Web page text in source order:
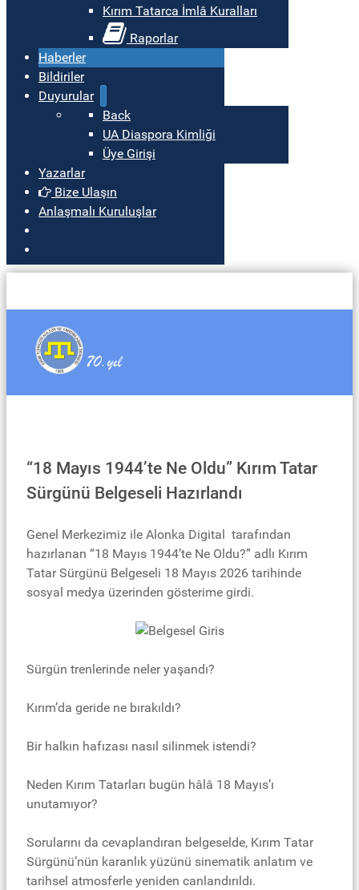
Kırım Tatarca İmlâ Kuralları
Raporlar
Haberler
Bildiriler
Duyurular
Back
UA Diaspora Kimliği
Üye Girişi
Yazarlar
Bize Ulaşın
Anlaşmalı Kuruluşlar
“18 Mayıs 1944’te Ne Oldu” Kırım Tatar
Sürgünü Belgeseli Hazırlandı
Genel Merkezimiz ile Alonka Digital tarafından
hazırlanan “18 Mayıs 1944’te Ne Oldu?” adlı Kırım
Tatar Sürgünü Belgeseli 18 Mayıs 2026 tarihinde
sosyal medya üzerinden gösterime girdi.
Sürgün trenlerinde neler yaşandı?
Kırım’da geride ne bırakıldı?
Bir halkın hafızası nasıl silinmek istendi?
Neden Kırım Tatarları bugün hâlâ 18 Mayıs’ı
unutamıyor?
Sorularını da cevaplandıran belgeselde, Kırım Tatar
Sürgünü’nün karanlık yüzünü sinematik anlatım ve
tarihsel atmosferle yeniden canlandırıldı.